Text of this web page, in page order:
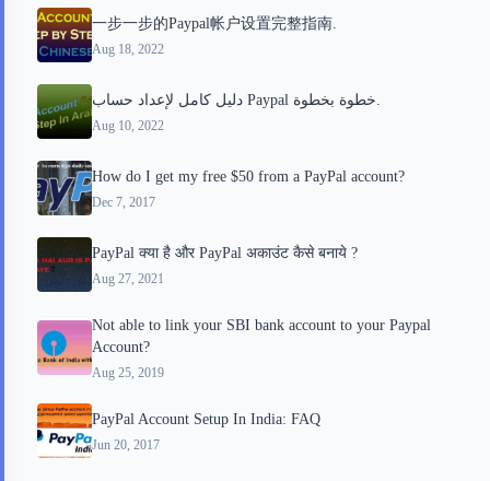
一步一步的Paypal帐户设置完整指南.
Aug 18, 2022
دليل كامل لإعداد حساب Paypal خطوة بخطوة.
Aug 10, 2022
How do I get my free $50 from a PayPal account?
Dec 7, 2017
PayPal क्या है और PayPal अकाउंट कैसे बनाये ?
Aug 27, 2021
Not able to link your SBI bank account to your Paypal
Account?
Aug 25, 2019
PayPal Account Setup In India: FAQ
Jun 20, 2017